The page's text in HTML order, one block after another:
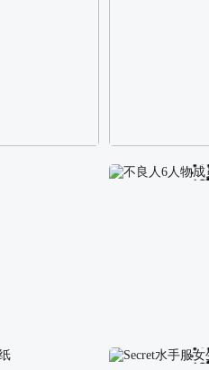
校园长发可爱
不良人6人物成